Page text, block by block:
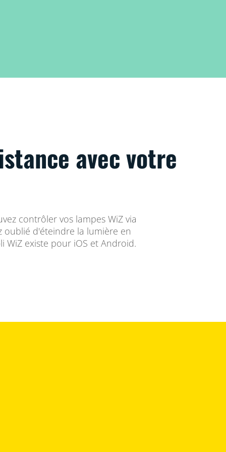
avec votre
contrôler vos lampes WiZ via
oublié d'éteindre la lumière en
WiZ existe pour iOS et Android.